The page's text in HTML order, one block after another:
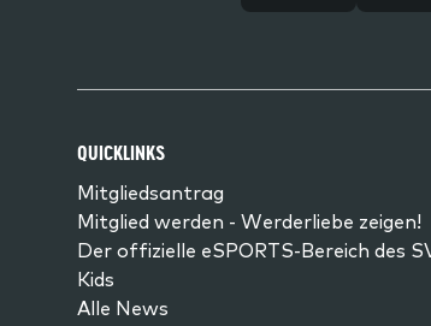
QUICKLINKS
Mitgliedsantrag
Mitglied werden - Werderliebe zeigen!
Der offizielle eSPORTS-Bereich des
Kids
Alle News